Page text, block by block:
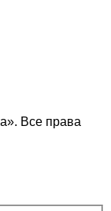
Все права